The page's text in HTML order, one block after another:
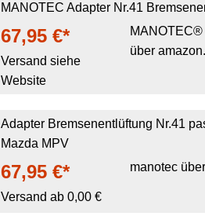
MANOTEC Adapter Nr.41
67,95 €*
Versand siehe
Website
MANOTEC®
über
Adapter Bremsenentlüftung Nr.41
Mazda MPV
67,95 €*
Versand ab 0,00 €
manotec